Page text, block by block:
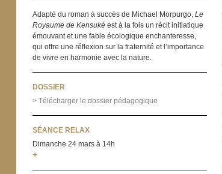
Adapté du roman à succès de Michael Morpurgo,Le
Royaume de Kensuké est à la fois un récit initiatique
émouvant et une fable écologique enchanteresse,
qui offre une réflexion sur la fraternité et l’importance
de vivre en harmonie avec la nature.
DOSSIER
> Télécharger le dossier pédagogique
SÉANCE RELAX
Dimanche 24 mars à 14h
+